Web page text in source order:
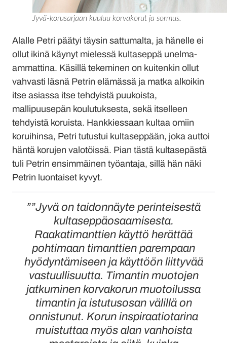
Jyvä-korusarjaan kuuluu korvakorut ja sormus.
Alalle Petri päätyi täysin sattumalta, ja hänelle ei
ollut ikinä käynyt mielessä kultaseppä unelma-
ammattina. Käsillä tekeminen on kuitenkin ollut
vahvasti läsnä Petrin elämässä ja matka alkoikin
itse asiassa itse tehdyistä puukoista,
mallipuusepän koulutuksesta, sekä itselleen
tehdyistä koruista. Hankkiessaan kultaa omiin
koruihinsa, Petri tutustui kultaseppään, joka auttoi
häntä korujen valotöissä. Pian tästä kultasepästä
tuli Petrin ensimmäinen työantaja, sillä hän näki
Petrin luontaiset kyvyt.
””Jyvä on taidonnäyte perinteisestä
kultaseppäosaamisesta.
Raakatimanttien käyttö herättää
pohtimaan timanttien parempaan
hyödyntämiseen ja käyttöön liittyvää
vastuullisuutta. Timantin muotojen
jatkuminen korvakorun muotoilussa
timantin ja istutusosan välillä on
onnistunut. Korun inspiraatiotarina
muistuttaa myös alan vanhoista